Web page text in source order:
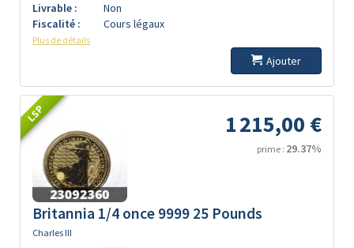
Livrable :
Non
Fiscalité :
Cours légaux
Plus de détails
Ajouter
LSP 1 215,00 €
prime : 29.37%
Britannia 1/4 once 9999 25 Pounds
Charles III